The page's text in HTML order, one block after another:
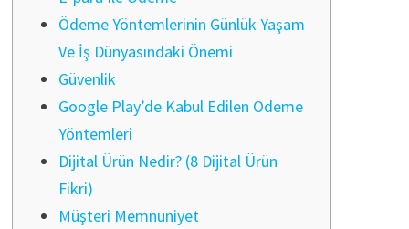
Ödeme Yöntemlerinin Günlük Yaşam
Ve İş Dünyasındaki Önemi
Güvenlik
Google Play’de Kabul Edilen Ödeme
Yöntemleri
Dijital Ürün Nedir? (8 Dijital Ürün
Fikri)
Müşteri Memnuniyet